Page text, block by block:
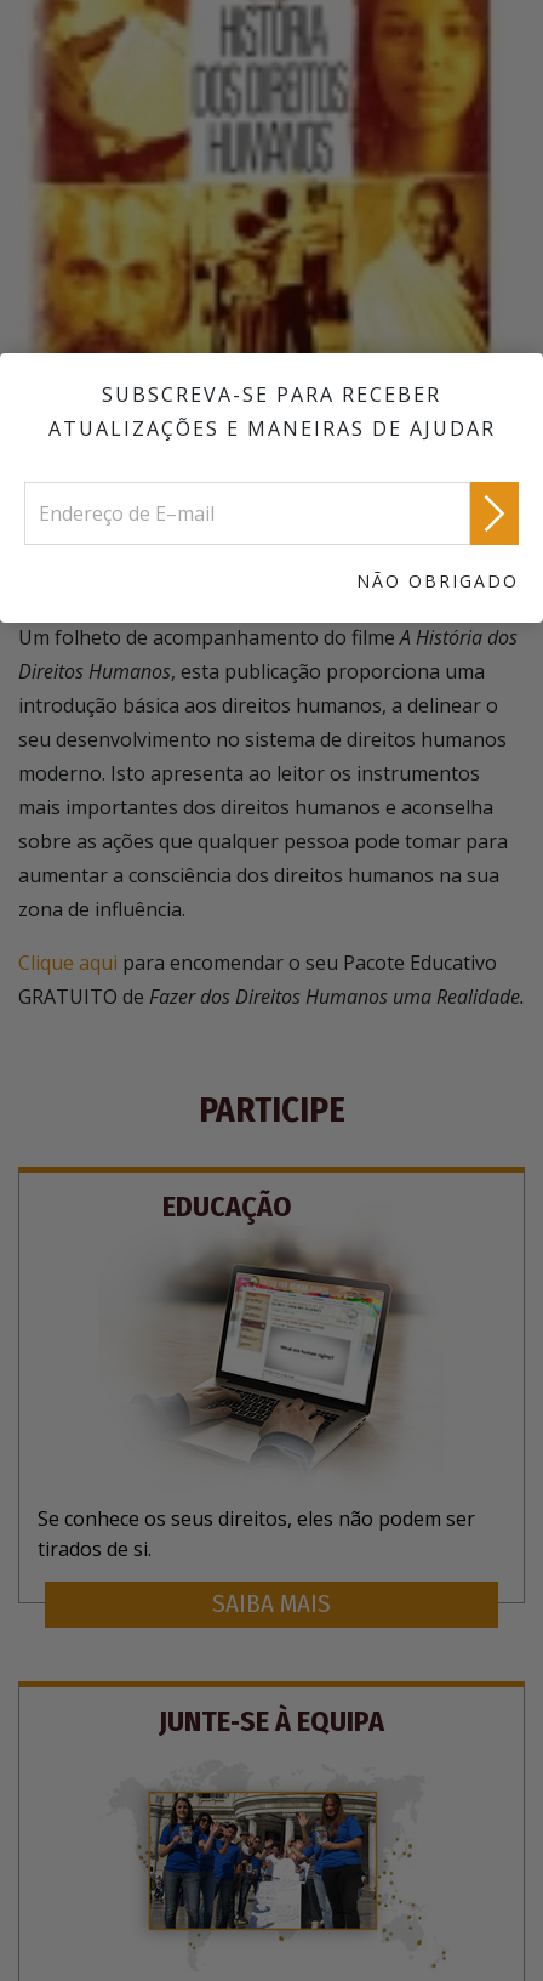
24. EXEMPLARES DO FOLHETOA HISTÓRIA DOS DIREITOS
Um folheto de acompanhamento do filmeA História dos
Direitos Humanos, esta publicação proporciona uma
introdução básica aos direitos humanos, a delinear o
seu desenvolvimento no sistema de direitos humanos
moderno. Isto apresenta ao leitor os instrumentos
mais importantes dos direitos humanos e aconselha
sobre as ações que qualquer pessoa pode tomar para
aumentar a consciência dos direitos humanos na sua
zona de influência.
Clique aqui para encomendar o seu Pacote Educativo
GRATUITO de Fazer dos Direitos Humanos uma Realidade.
SUBSCREVA-SE PARA RECEBER
ATUALIZAÇÕES E MANEIRAS DE AJUDAR
NÃO OBRIGADO
PARTICIPE
EDUCAÇÃO
Se conhece os seus direitos, eles não podem ser
tirados de si.
SAIBA MAIS
JUNTE‑SE À EQUIPA